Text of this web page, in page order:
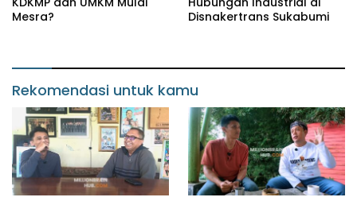
Mesra?
Disnakertrans Sukabumi
Rekomendasi untuk kamu